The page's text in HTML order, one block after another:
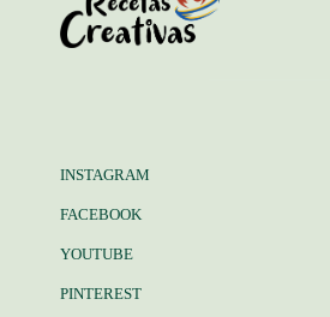
INSTAGRAM
FACEBOOK
YOUTUBE
PINTEREST